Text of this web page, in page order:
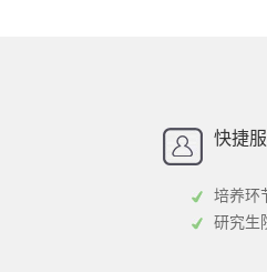
招办快捷
培养环
研究生